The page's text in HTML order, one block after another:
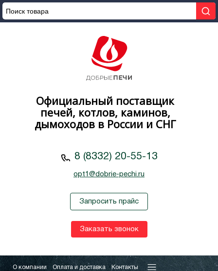
Официальный поставщик
печей, котлов, каминов,
дымоходов в России и СНГ
8 (8332) 20-55-13
opt1@dobrie-pechi.ru
Запросить прайс
Заказать звонок
О компании Оплата и доставка Контакты